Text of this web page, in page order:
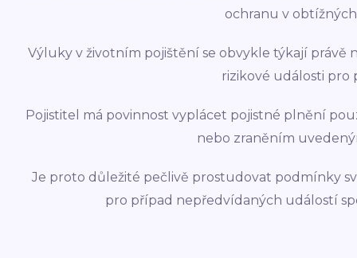
ochranu v
Výluky v životním pojištění se obvykle týkají právě
rizikové události pro
Pojistitel má povinnost vyplácet pojistné plnění
nebo zraněním
Je proto důležité pečlivě prostudovat podmínky
pro případ nepředvídaných událostí